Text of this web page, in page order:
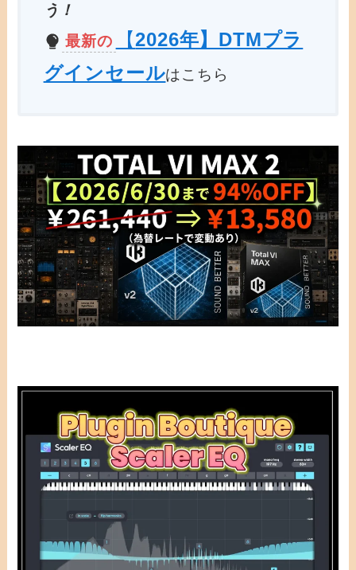
う！
最新の
【2026年】DTMプラ
グインセールはこちら